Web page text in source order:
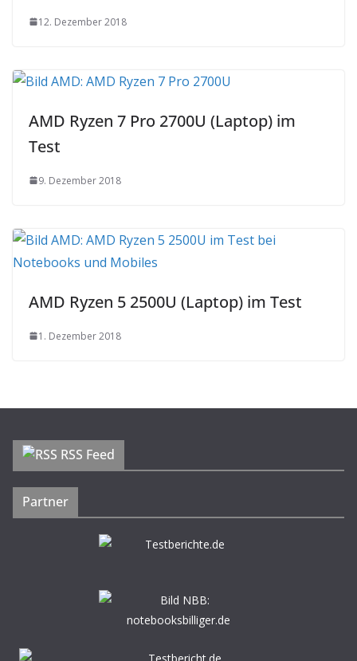
12. Dezember 2018
AMD Ryzen 7 Pro 2700U (Laptop) im
Test
9. Dezember 2018
AMD Ryzen 5 2500U (Laptop) im Test
1. Dezember 2018
RSS Feed
Partner